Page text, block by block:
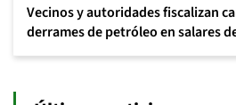
Vecinos y autoridades fiscalizan
derrames de petróleo en salares